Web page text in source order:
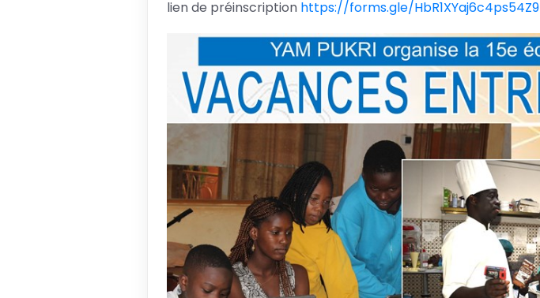
lien de préinscription https://forms.gle/HbR1XYaj6c4ps54Z9